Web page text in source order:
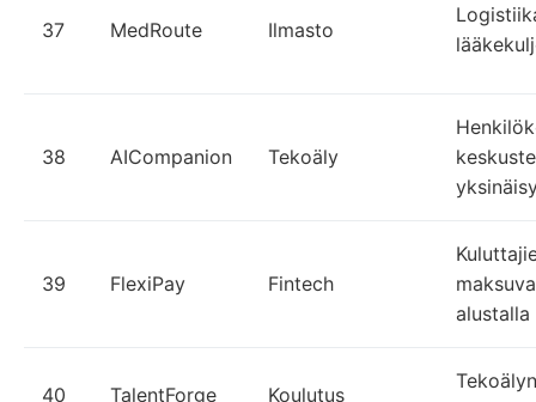
37 MedRoute Ilmasto
38 AICompanion Tekoäly
39 FlexiPay Fintech
alustalla
40 TalentForge Koulutus